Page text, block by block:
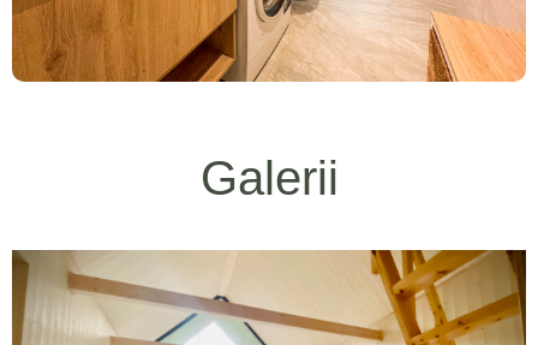
Galerii